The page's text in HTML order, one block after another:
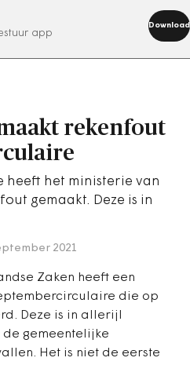
app
Download
nu
rekenfout
heeft het ministerie van
gemaakt. Deze is in
2021
Zaken heeft een
die op
Deze is in allerijl
de gemeentelijke
Het is niet de eerste